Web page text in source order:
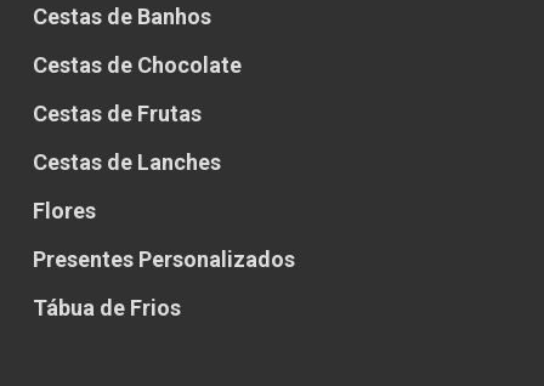
Cestas de Banhos
Cestas de Chocolate
Cestas de Frutas
Cestas de Lanches
Flores
Presentes Personalizados
Tábua de Frios